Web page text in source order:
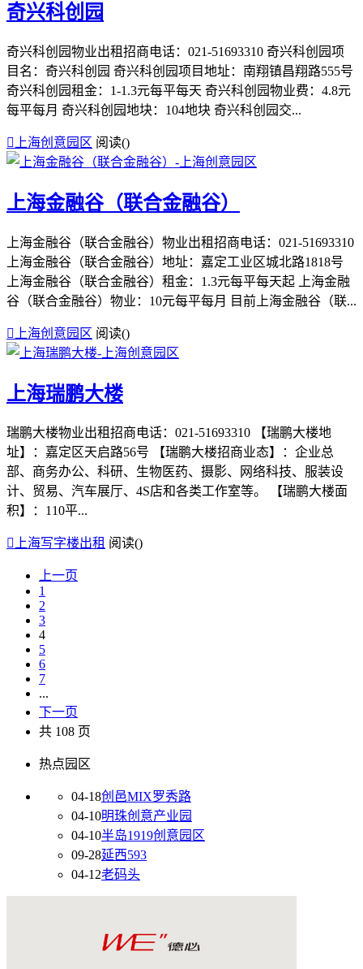
奇兴科创园
奇兴科创园物业出租招商电话：021-51693310 奇兴科创园项
目名：奇兴科创园 奇兴科创园项目地址：南翔镇昌翔路555号
奇兴科创园租金：1-1.3元每平每天 奇兴科创园物业费：4.8元
每平每月 奇兴科创园地块：104地块 奇兴科创园交...
 上海创意园区 阅读()
上海金融谷（联合金融谷）
上海金融谷（联合金融谷）物业出租招商电话：021-51693310
上海金融谷（联合金融谷）地址：嘉定工业区城北路1818号
上海金融谷（联合金融谷）租金：1.3元每平每天起 上海金融
谷（联合金融谷）物业：10元每平每月 目前上海金融谷（联...
 上海创意园区 阅读()
上海瑞鹏大楼
瑞鹏大楼物业出租招商电话：021-51693310 【瑞鹏大楼地
址】：嘉定区天启路56号 【瑞鹏大楼招商业态】：企业总
部、商务办公、科研、生物医药、摄影、网络科技、服装设
计、贸易、汽车展厅、4S店和各类工作室等。 【瑞鹏大楼面
积】：110平...
上海写字楼出租 阅读()
上一页
1
2
3
4
5
6
7
...
下一页
共 108 页
热点园区
04-18创邑MIX罗秀路
04-10明珠创意产业园
04-10半岛1919创意园区
09-28延西593
04-12老码头